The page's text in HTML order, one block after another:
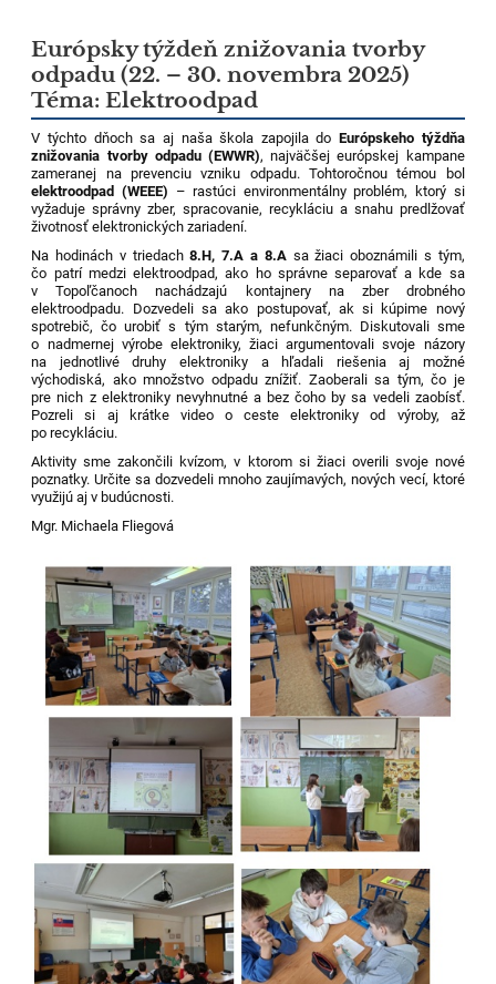
Európsky týždeň znižovania tvorby
odpadu (22. – 30. novembra 2025)
Téma: Elektroodpad
V týchto dňoch sa aj naša škola zapojila doEurópskeho týždňa
znižovania tvorby odpadu (EWWR), najväčšej európskej kampane
zameranej na prevenciu vzniku odpadu. Tohtoročnou témou bol
elektroodpad (WEEE) – rastúci environmentálny problém, ktorý si
vyžaduje správny zber, spracovanie, recykláciu a snahu predlžovať
životnosť elektronických zariadení.
Na hodinách v triedach8.H, 7.A a 8.Asa žiaci oboznámili s tým,
čo patrí medzi elektroodpad, ako ho správne separovať a kde sa
v Topoľčanoch nachádzajú kontajnery na zber drobného
elektroodpadu. Dozvedeli sa ako postupovať, ak si kúpime nový
spotrebič, čo urobiť s tým starým, nefunkčným. Diskutovali sme
o nadmernej výrobe elektroniky, žiaci argumentovali svoje názory
na jednotlivé druhy elektroniky a hľadali riešenia aj možné
východiská, ako množstvo odpadu znížiť. Zaoberali sa tým, čo je
pre nich z elektroniky nevyhnutné a bez čoho by sa vedeli zaobísť.
Pozreli si aj krátke video o ceste elektroniky od výroby, až
po recykláciu.
Aktivity sme zakončili kvízom, v ktorom si žiaci overili svoje nové
poznatky. Určite sa dozvedeli mnoho zaujímavých, nových vecí, ktoré
využijú aj v budúcnosti.
Mgr. Michaela Fliegová